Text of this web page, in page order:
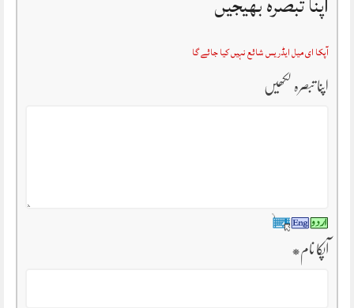
آپکا ای میل ایڈریس شائع نہیں کیا جائے گا
اپنا تبصرہ لکھیں
آپکا نام*